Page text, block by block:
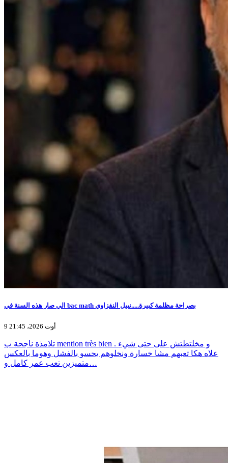
الي صار هذه السنة في bac math بصراحة مظلمة كبيرة.....نبيل النفزاوي
9 أوت 2026، 21:45
تلامذة ناجحة ب mention très bien و مخلتطتش على حتى شيء .
علاه هكا تعبهم مشا خسارة ونخلوهم يحسو بالفشل وهوما بالعكس
متميزين تعب عمر كامل و…